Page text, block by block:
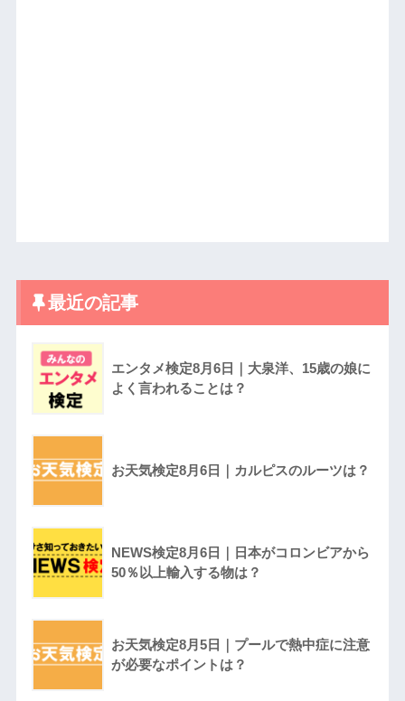
最近の記事
エンタメ検定8月6日｜大泉洋、15歳の娘に
よく言われることは？
お天気検定8月6日｜カルピスのルーツは？
NEWS検定8月6日｜日本がコロンビアから
50％以上輸入する物は？
お天気検定8月5日｜プールで熱中症に注意
が必要なポイントは？